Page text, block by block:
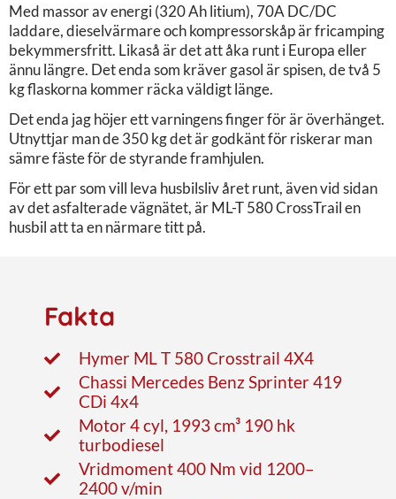
Med massor av energi (320 Ah litium), 70A DC/DC
laddare, dieselvärmare och kompressorskåp är fricamping
bekymmersfritt. Likaså är det att åka runt i Europa eller
ännu längre. Det enda som kräver gasol är spisen, de två 5
kg flaskorna kommer räcka väldigt länge.
Det enda jag höjer ett varningens finger för är överhänget.
Utnyttjar man de 350 kg det är godkänt för riskerar man
sämre fäste för de styrande framhjulen.
För ett par som vill leva husbilsliv året runt, även vid sidan
av det asfalterade vägnätet, är ML-T 580 CrossTrail en
husbil att ta en närmare titt på.
Fakta
Hymer ML T 580 Crosstrail 4X4
Chassi Mercedes Benz Sprinter 419
CDi 4x4
Motor 4 cyl, 1993 cm³ 190 hk
turbodiesel
Vridmoment 400 Nm vid 1200–
2400 v/min